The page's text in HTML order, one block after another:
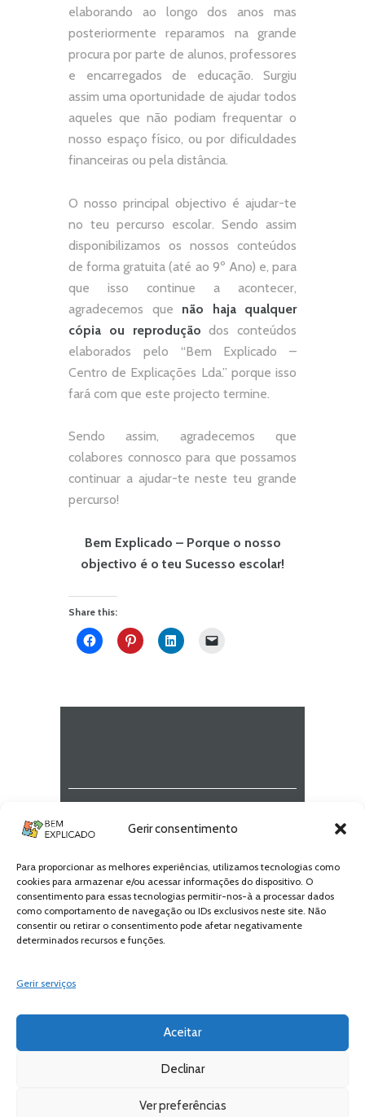
Gerir consentimento
Para proporcionar as melhores experiências, utilizamos tecnologias como
cookies para armazenar e/ou acessar informações do dispositivo. O
consentimento para essas tecnologias permitir-nos-à a processar dados
como comportamento de navegação ou IDs exclusivos neste site. Não
consentir ou retirar o consentimento pode afetar negativamente
determinados recursos e funções.
Gerir serviços
Aceitar
Declinar
Ver preferências
elaborando ao longo dos anos mas
posteriormente reparamos na grande
procura por parte de alunos, professores
e encarregados de educação. Surgiu
assim uma oportunidade de ajudar todos
aqueles que não podiam frequentar o
nosso espaço físico, ou por dificuldades
financeiras ou pela distância.
O nosso principal objectivo é ajudar-te
no teu percurso escolar. Sendo assim
disponibilizamos os nossos conteúdos
de forma gratuita (até ao 9º Ano) e, para
que isso continue a acontecer,
agradecemos que não
haja qualquer
cópia ou reprodução dos conteúdos
elaborados pelo “Bem Explicado –
Centro de Explicações Lda.” porque isso
fará com que este projecto termine.
Sendo assim, agradecemos que
colabores connosco para que possamos
continuar a ajudar-te neste teu grande
percurso!
Bem Explicado – Porque o nosso
objectivo é o teu Sucesso escolar!
Share this:
Explicado
Fica a par de todas as novidades! Zero
Spam, apenas novidades e novos
conteúdos!